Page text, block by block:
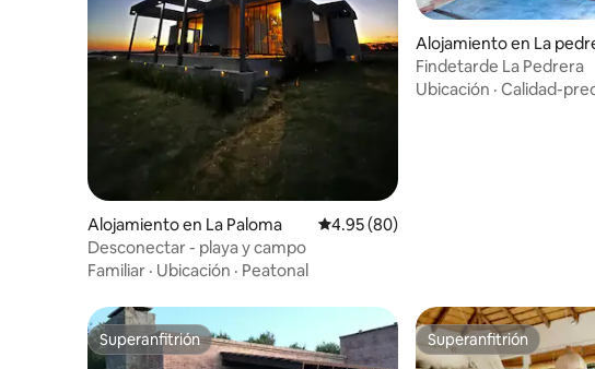
Alojamiento en La Paloma Calificación promedio: 4.95 de 5, 80
4.95 (80)
Desconectar - playa y campo
Familiar · Ubicación · Peatonal
Alojamiento en La
Findetarde La Pedrera
Ubicación · Calidad-
Superanfitrión
Superanfitrión Superanfitrión
Superanfitrión